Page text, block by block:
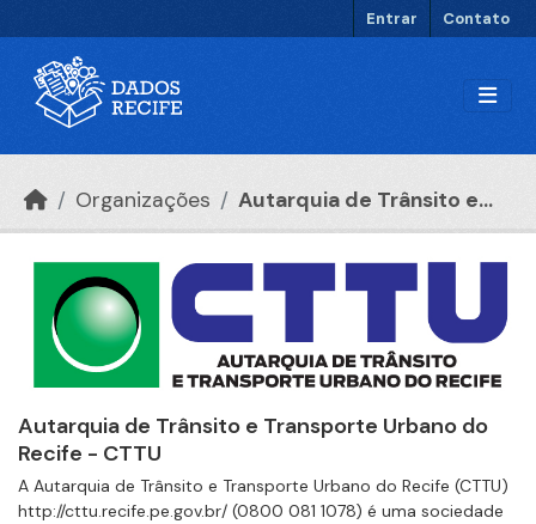
Entrar Contato
Organizações Autarquia de Trânsito e...
Autarquia de Trânsito e Transporte Urbano do
Recife - CTTU
A Autarquia de Trânsito e Transporte Urbano do Recife (CTTU)
http://cttu.recife.pe.gov.br/ (0800 081 1078) é uma sociedade